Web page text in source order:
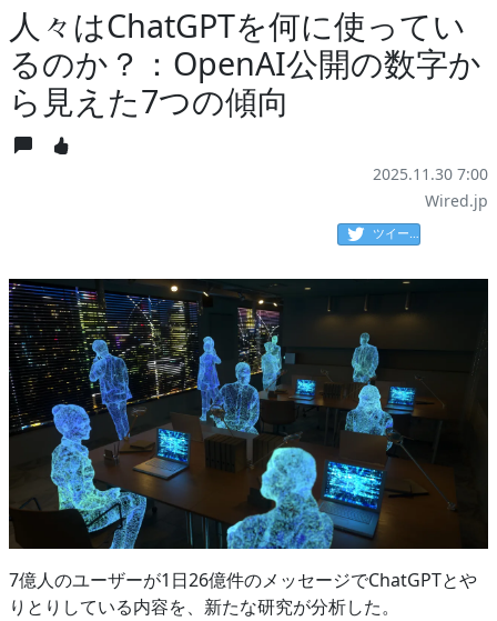
人々はChatGPTを何に使ってい
るのか？：OpenAI公開の数字か
ら見えた7つの傾向
2025.11.30 7:00
Wired.jp
ツイート
7億人のユーザーが1日26億件のメッセージでChatGPTとや
りとりしている内容を、新たな研究が分析した。